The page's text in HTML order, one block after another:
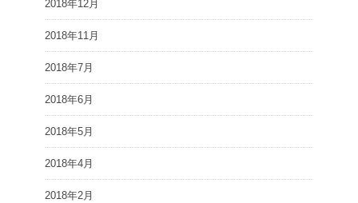
2018年12月
2018年11月
2018年7月
2018年6月
2018年5月
2018年4月
2018年2月